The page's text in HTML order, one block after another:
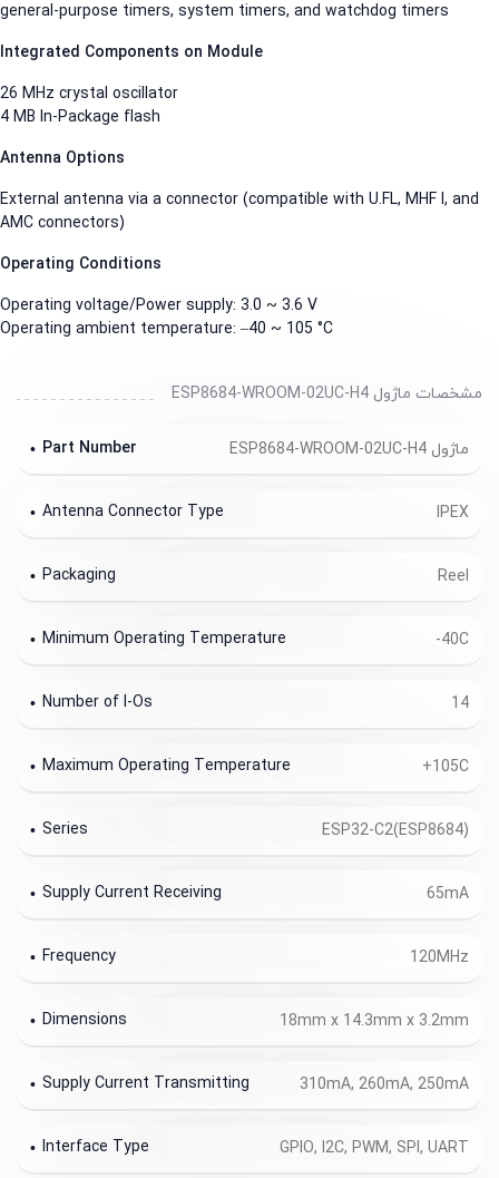
general-purpose timers, system timers, and watchdog timers
Integrated Components on Module
26 MHz crystal oscillator
4 MB In-Package flash
Antenna Options
External antenna via a connector (compatible with U.FL, MHF I, and
AMC connectors)
Operating Conditions
Operating voltage/Power supply: 3.0 ~ 3.6 V
Operating ambient temperature: –40 ~ 105 °C
مشخصات ماژول ESP8684-WROOM-02UC-H4
ماژول ESP8684-WROOM-02UC-H4 Part Number
IPEX
Antenna Connector Type
Reel
Packaging
-40C
Minimum Operating Temperature
14
Number of I-Os
+105C
Maximum Operating Temperature
ESP32-C2(ESP8684)
Series
65mA
Supply Current Receiving
120MHz
Frequency
18mm x 14.3mm x 3.2mm
Dimensions
310mA, 260mA, 250mA
Supply Current Transmitting
GPIO, I2C, PWM, SPI, UART
Interface Type